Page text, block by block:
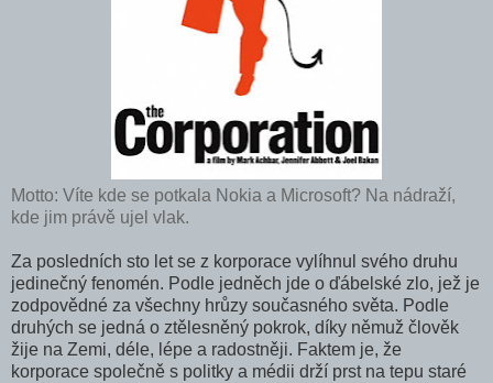
Motto: Víte kde se potkala Nokia a Microsoft? Na nádraží,
kde jim právě ujel vlak.
Za posledních sto let se z korporace vylíhnul svého druhu
jedinečný fenomén. Podle jedněch jde o ďábelské zlo, jež je
zodpovědné za všechny hrůzy současného světa. Podle
druhých se jedná o ztělesněný pokrok, díky němuž člověk
žije na Zemi, déle, lépe a radostněji. Faktem je, že
korporace společně s politky a médii drží prst na tepu staré